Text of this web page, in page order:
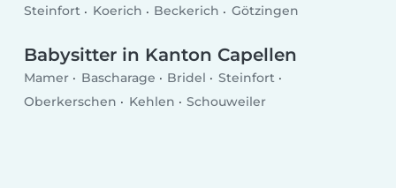
Steinfort Koerich Beckerich Götzingen
Babysitter in Kanton Capellen
Mamer Bascharage Bridel
Steinfort
Oberkerschen
Kehlen Schouweiler